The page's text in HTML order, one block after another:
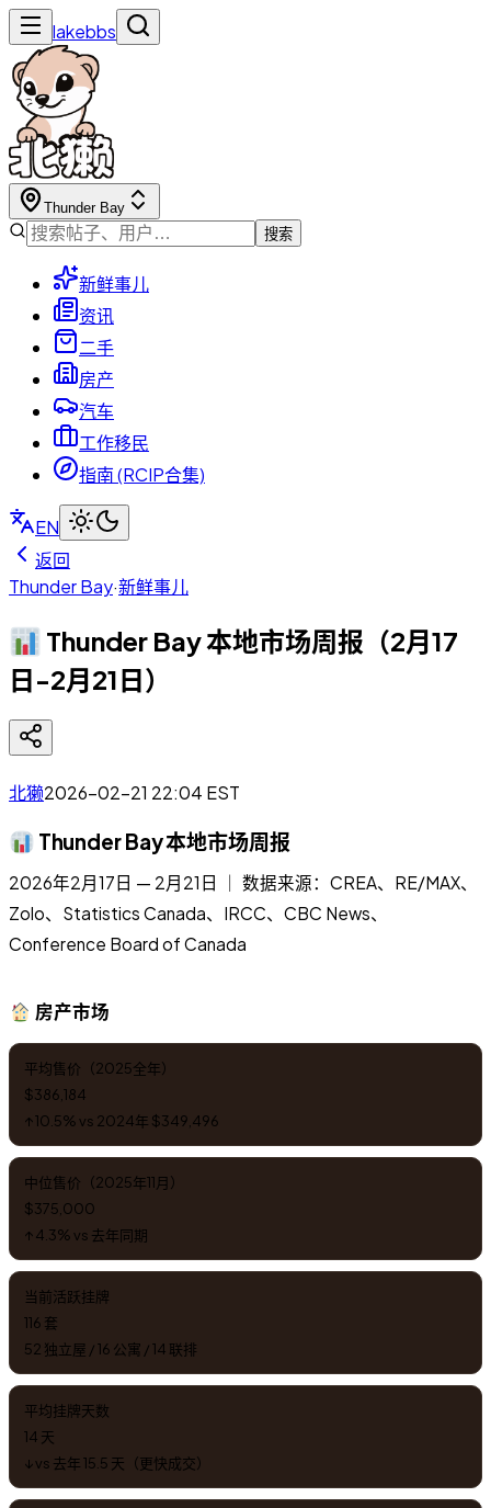
lakebbs
Thunder Bay
搜索
新鲜事儿
资讯
二手
房产
汽车
工作移民
指南 (RCIP合集)
EN
返回
Thunder Bay·新鲜事儿
Thunder Bay 本地市场周报（2月17
日-2月21日）
北獭2026-02-21 22:04 EST
Thunder Bay 本地市场周报
2026年2月17日 — 2月21日 ｜ 数据来源：CREA、RE/MAX、
Zolo、Statistics Canada、IRCC、CBC News、
Conference Board of Canada
房产市场
平均售价（2025全年）
$386,184
↑ 10.5% vs 2024年 $349,496
中位售价（2025年11月）
$375,000
↑ 4.3% vs 去年同期
当前活跃挂牌
116 套
52 独立屋 / 16 公寓 / 14 联排
平均挂牌天数
14 天
↓ vs 去年 15.5 天（更快成交）